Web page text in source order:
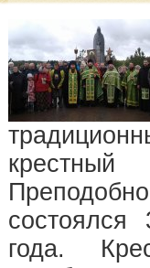
состоялся
года.